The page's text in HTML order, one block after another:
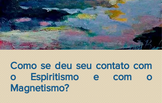
Como se deu seu contato com
o Espiritismo e com o
Magnetismo?